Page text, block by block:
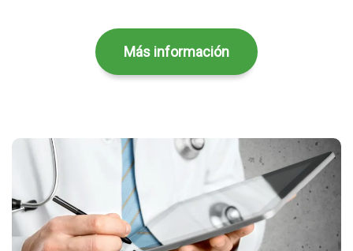
Más información